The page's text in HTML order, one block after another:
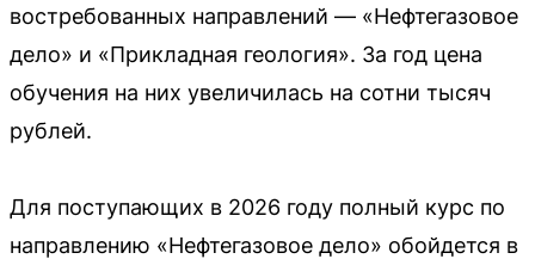
востребованных направлений — «Нефтегазовое
дело» и «Прикладная геология». За год цена
обучения на них увеличилась на сотни тысяч
рублей.
Для поступающих в 2026 году полный курс по
направлению «Нефтегазовое дело» обойдется в